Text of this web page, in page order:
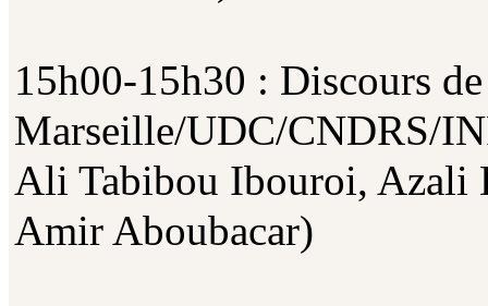
15h00-15h30 : Discours
Marseille/UDC/CNDRS/
Ali Tabibou Ibouroi, Azali
Amir Aboubacar)